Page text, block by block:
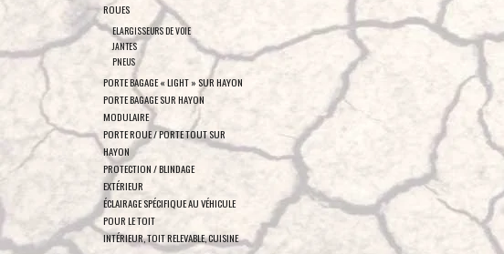
ROUES
ELARGISSEURS DE VOIE
JANTES
PNEUS
PORTE BAGAGE « LIGHT » SUR HAYON
PORTE BAGAGE SUR HAYON
MODULAIRE
PORTE ROUE / PORTE TOUT SUR
HAYON
PROTECTION / BLINDAGE
EXTÉRIEUR
ÉCLAIRAGE SPÉCIFIQUE AU VÉHICULE
POUR LE TOIT
INTÉRIEUR, TOIT RELEVABLE, CUISINE